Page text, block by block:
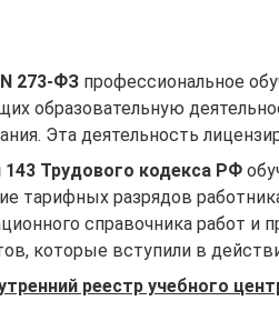
273-ФЗ профессиональное
образовательную
Эта деятельность
Трудового кодекса РФ
тарифных разрядов
справочника работ и
которые вступили в
реестр учебного